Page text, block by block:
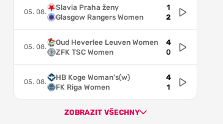
05. 08.
Slavia Praha ženy
Glasgow Rangers Women
1
2
05. 08.
Oud Heverlee Leuven Women
ZFK TSC Women
4
0
05. 08.
HB Koge Woman's(w)
FK Riga Women
4
1
ZOBRAZIT VŠECHNY